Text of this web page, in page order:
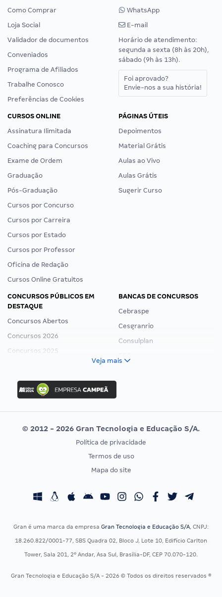
Como Comprar
Loja Social
Validador de documentos
Conveniados
Programa de Afiliados
Trabalhe Conosco
Preferências de Cookies
WhatsApp
E-mail
Horário de atendimento:
segunda a sexta (8h às 20h),
sábado (9h às 13h).
Foi aprovado?
Envie-nos a sua história!
CURSOS ONLINE
Assinatura Ilimitada
Coaching para Concursos
Exame de Ordem
Graduação
Pós-Graduação
Cursos por Concurso
Cursos por Carreira
Cursos por Estado
Cursos por Professor
Oficina de Redação
Cursos Online Gratuitos
PÁGINAS ÚTEIS
Depoimentos
Material Grátis
Aulas ao Vivo
Aulas Grátis
Sugerir Curso
CONCURSOS PÚBLICOS EM
DESTAQUE
Concursos Abertos
Concursos 2026
Concursos 2025
Concurso Ibama
Concurso MPU
Editais publicados
BANCAS DE CONCURSOS
Cebraspe
Cesgranrio
Consulplan
Vunesp
CONCURSOS POR PROFISSÃO
Concursos Fiscais
Concursos Saúde
Residência Multiprofissional
EXAME DE ORDEM
Calendário OAB
Veja mais
© 2012 - 2026 Gran Tecnologia e Educação S/A.
Política de privacidade
Termos de uso
Mapa do site
Gran é uma marca da empresa Gran Tecnologia e Educação S/A, CNPJ:
18.260.822/0001-77, SBS Quadra 02, Bloco J, Lote 10, Edifício Carlton
Tower, Sala 201, 2º Andar, Asa Sul, Brasília-DF, CEP 70.070-120.
Gran Tecnologia e Educação S/A - 2026 © Todos os direitos reservados ®